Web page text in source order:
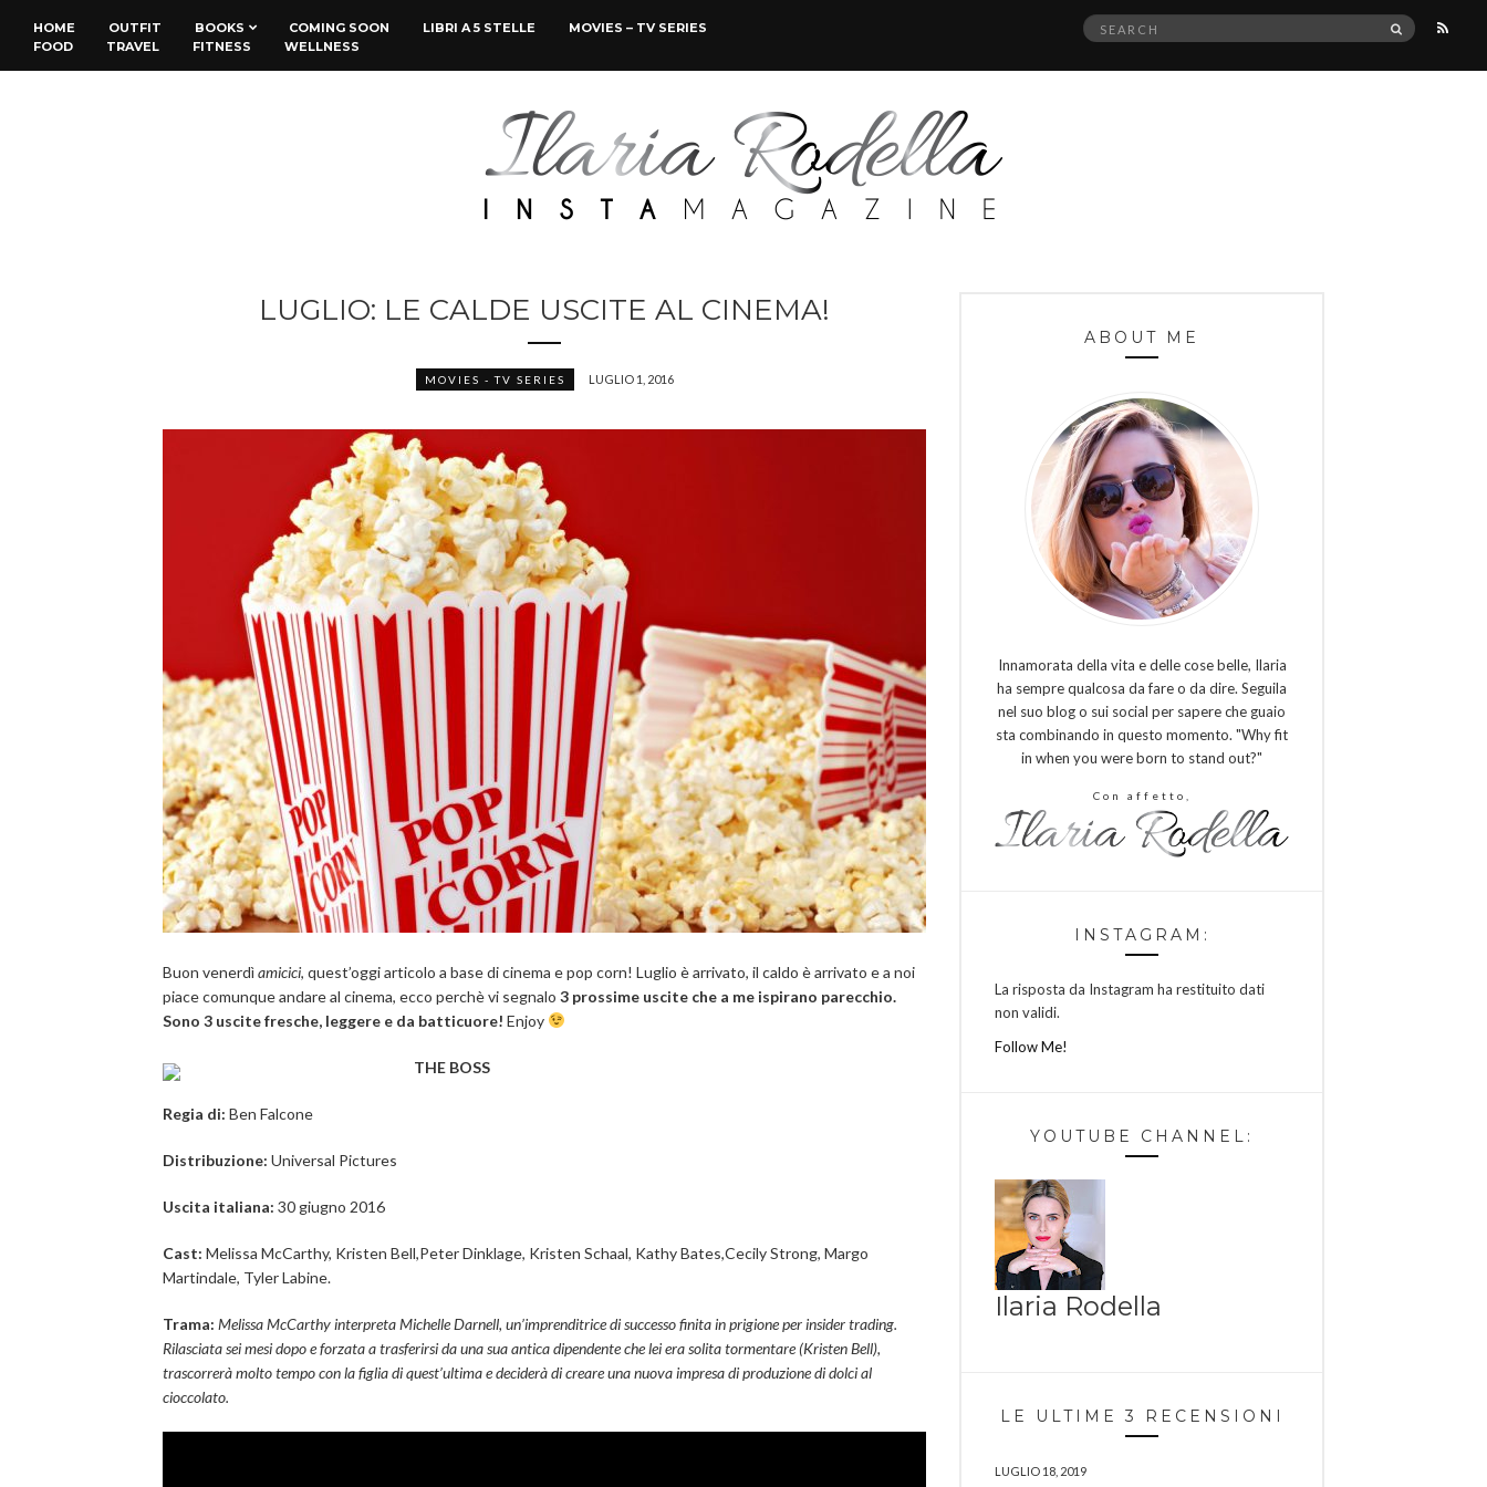
HOME OUTFIT BOOKS COMING SOON LIBRI A 5 STELLE
MOVIES – TV SERIES
FOOD
TRAVEL FITNESS WELLNESS
Search
SEARCH
LUGLIO: LE CALDE USCITE AL CINEMA!
MOVIES - TV SERIES LUGLIO 1, 2016
Buon venerdì amicici, quest’oggi articolo a base di cinema e pop corn! Luglio è arrivato, il caldo è arrivato e a noi
piace comunque andare al cinema, ecco perchè vi segnalo 3 prossime uscite che a me ispirano parecchio.
Sono 3 uscite fresche, leggere e da batticuore! Enjoy
THE BOSS
Regia di: Ben Falcone
Distribuzione: Universal Pictures
Uscita italiana: 30 giugno 2016
Cast: Melissa McCarthy, Kristen Bell,Peter Dinklage, Kristen Schaal, Kathy Bates,Cecily Strong, Margo
Martindale, Tyler Labine.
Trama: Melissa McCarthy interpreta Michelle Darnell, un’imprenditrice di successo finita in prigione per insider trading.
Rilasciata sei mesi dopo e forzata a trasferirsi da una sua antica dipendente che lei era solita tormentare (Kristen Bell),
trascorrerà molto tempo con la figlia di quest’ultima e deciderà di creare una nuova impresa di produzione di dolci al
cioccolato.
ABOUT ME
Innamorata della vita e delle cose belle, Ilaria
ha sempre qualcosa da fare o da dire. Seguila
nel suo blog o sui social per sapere che guaio
sta combinando in questo momento. "Why fit
in when you were born to stand out?"
Con affetto,
INSTAGRAM:
La risposta da Instagram ha restituito dati
non validi.
Follow Me!
YOUTUBE CHANNEL:
Ilaria Rodella
LE ULTIME 3 RECENSIONI
LUGLIO 18, 2019